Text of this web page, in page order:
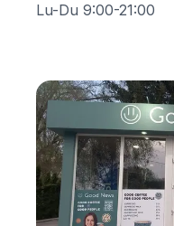
Lu-Du 9:00-21:00